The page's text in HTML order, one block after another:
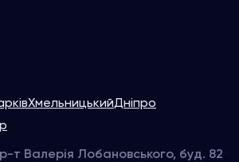
ХмельницькийДніпро
т Валерія Лобановського, буд. 82